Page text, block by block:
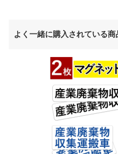
よく一緒に購入されている商